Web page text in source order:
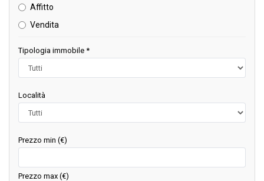
Affitto
Vendita
Tipologia immobile *
Località
Prezzo min (€)
Prezzo max (€)